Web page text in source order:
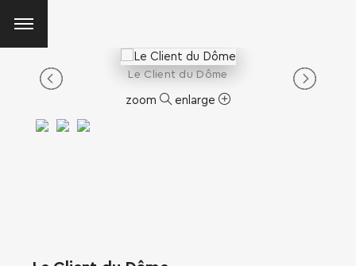
Le Client du Dôme
zoom enlarge